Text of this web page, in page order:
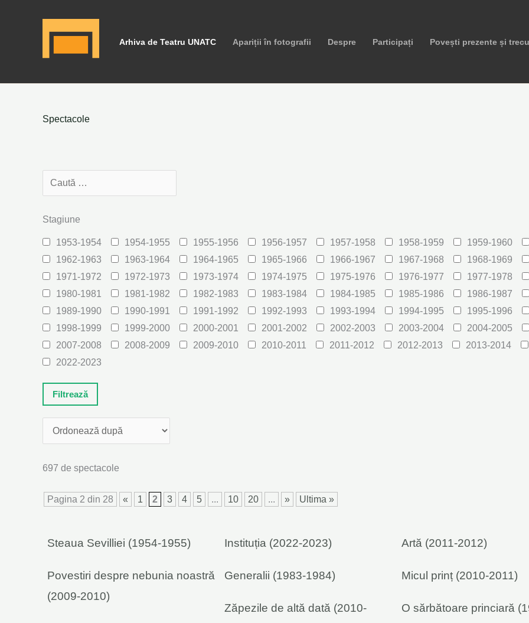
Arhiva de Teatru UNATC Apariții în fotografii Despre Participați Povești prezente și
Spectacole
Stagiune
1953-1954 1954-1955 1955-1956 1956-1957 1957-1958 1958-1959
1959-1960
1962-1963
1963-1964 1964-1965 1965-1966 1966-1967 1967-1968
1968-1969
1971-1972
1972-1973 1973-1974 1974-1975 1975-1976 1976-1977
1977-1978
1980-1981
1981-1982 1982-1983 1983-1984 1984-1985 1985-1986
1986-1987
1989-1990
1990-1991 1991-1992 1992-1993 1993-1994 1994-1995
1995-1996
1998-1999
1999-2000 2000-2001 2001-2002 2002-2003 2003-2004
2004-2005
2007-2008
2008-2009 2009-2010 2010-2011 2011-2012 2012-2013
2013-2014
2022-2023
697 de spectacole
Pagina 2 din 28 « 1 2 3 4 5 ... 10 20 ... » Ultima »
Steaua Sevilliei (1954-1955) Instituția (2022-2023) Artă (2011-2012)
Povestiri despre nebunia noastră
(2009-2010)
Generalii (1983-1984) Micul prinț (2010-2011)
Zăpezile de altă dată (2010-
O sărbătoare princiară